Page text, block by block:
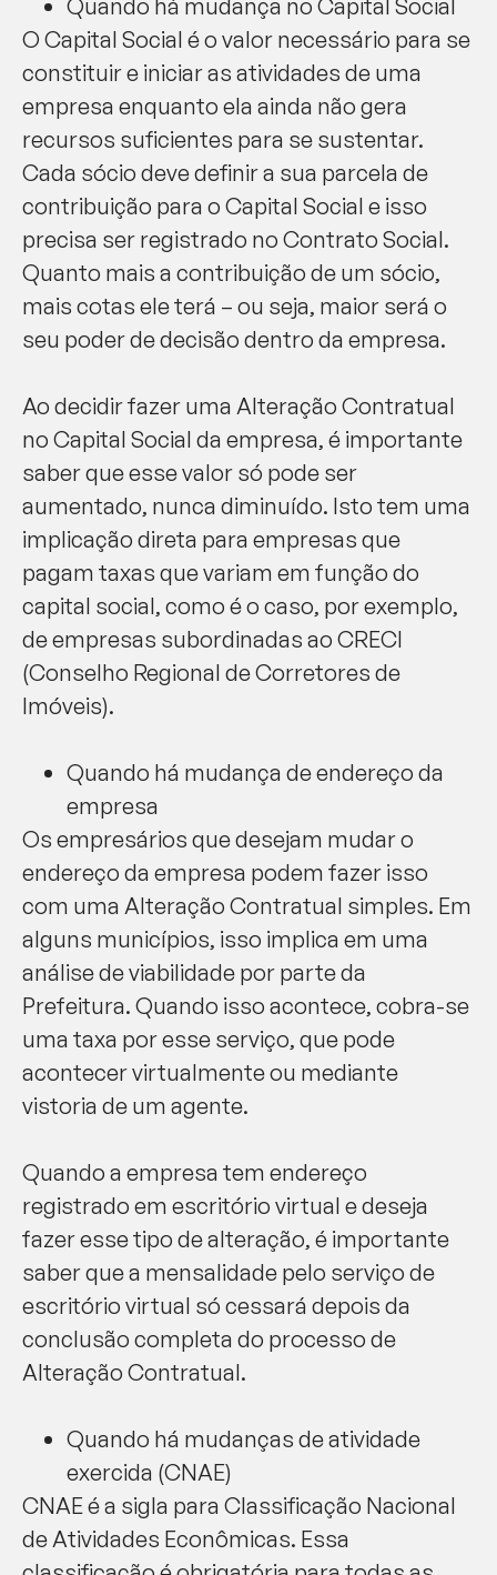
Quando há mudança no Capital Social
O Capital Social é o valor necessário para se
constituir e iniciar as atividades de uma
empresa enquanto ela ainda não gera
recursos suficientes para se sustentar.
Cada sócio deve definir a sua parcela de
contribuição para o Capital Social e isso
precisa ser registrado no Contrato Social.
Quanto mais a contribuição de um sócio,
mais cotas ele terá – ou seja, maior será o
seu poder de decisão dentro da empresa.
Ao decidir fazer uma Alteração Contratual
no Capital Social da empresa, é importante
saber que esse valor só pode ser
aumentado, nunca diminuído. Isto tem uma
implicação direta para empresas que
pagam taxas que variam em função do
capital social, como é o caso, por exemplo,
de empresas subordinadas ao CRECI
(Conselho Regional de Corretores de
Imóveis).
Quando há mudança de endereço da
empresa
Os empresários que desejam mudar o
endereço da empresa podem fazer isso
com uma Alteração Contratual simples. Em
alguns municípios, isso implica em uma
análise de viabilidade por parte da
Prefeitura. Quando isso acontece, cobra-se
uma taxa por esse serviço, que pode
acontecer virtualmente ou mediante
vistoria de um agente.
Quando a empresa tem endereço
registrado em escritório virtual e deseja
fazer esse tipo de alteração, é importante
saber que a mensalidade pelo serviço de
escritório virtual só cessará depois da
conclusão completa do processo de
Alteração Contratual.
Quando há mudanças de atividade
exercida (CNAE)
CNAE é a sigla para Classificação Nacional
de Atividades Econômicas. Essa